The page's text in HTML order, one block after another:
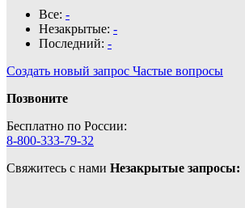
Все: -
Незакрытые: -
Последний: -
Создать новый запрос Частые вопросы
Позвоните
Бесплатно по России:
8-800-333-79-32
Свяжитесь с нами Незакрытые запросы: